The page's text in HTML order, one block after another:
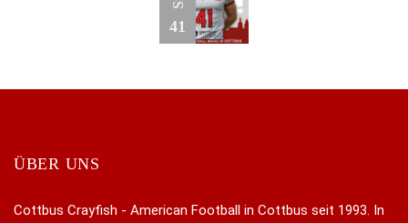
41
ÜBER UNS
Cottbus Crayfish - American Football in Cottbus seit 1993. In